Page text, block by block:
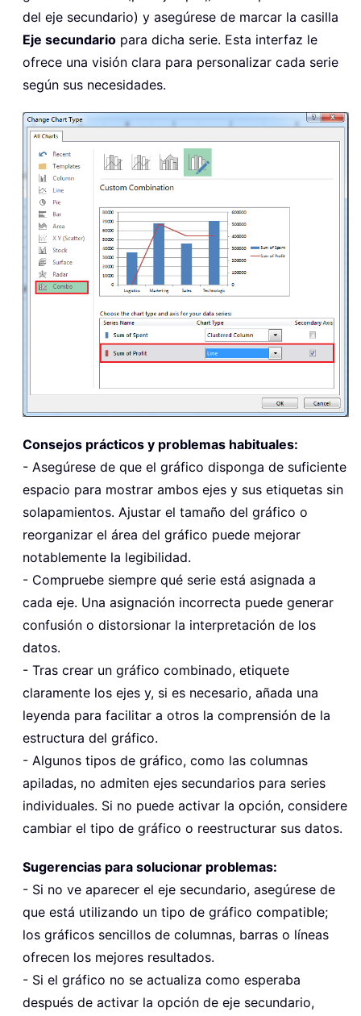
del eje secundario) y asegúrese de marcar la casilla
Eje secundario para dicha serie. Esta interfaz le
ofrece una visión clara para personalizar cada serie
según sus necesidades.
Consejos prácticos y problemas habituales:
- Asegúrese de que el gráfico disponga de suficiente
espacio para mostrar ambos ejes y sus etiquetas sin
solapamientos. Ajustar el tamaño del gráfico o
reorganizar el área del gráfico puede mejorar
notablemente la legibilidad.
- Compruebe siempre qué serie está asignada a
cada eje. Una asignación incorrecta puede generar
confusión o distorsionar la interpretación de los
datos.
- Tras crear un gráfico combinado, etiquete
claramente los ejes y, si es necesario, añada una
leyenda para facilitar a otros la comprensión de la
estructura del gráfico.
- Algunos tipos de gráfico, como las columnas
apiladas, no admiten ejes secundarios para series
individuales. Si no puede activar la opción, considere
cambiar el tipo de gráfico o reestructurar sus datos.
Sugerencias para solucionar problemas:
- Si no ve aparecer el eje secundario, asegúrese de
que está utilizando un tipo de gráfico compatible;
los gráficos sencillos de columnas, barras o líneas
ofrecen los mejores resultados.
- Si el gráfico no se actualiza como esperaba
después de activar la opción de eje secundario,